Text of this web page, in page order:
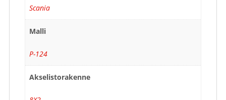
Scania
Malli
P-124
Akselistorakenne